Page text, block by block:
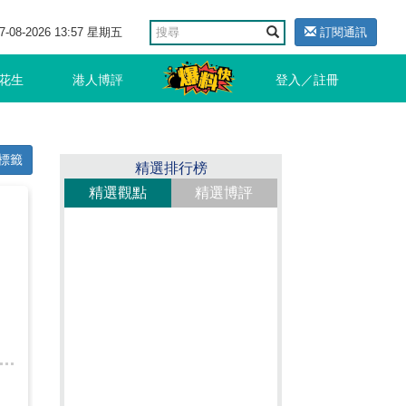
08-2026 13:57 星期五 訂閱通訊
生 港人博評 登入／註冊
籤
精選排行榜
精選觀點
精選博評